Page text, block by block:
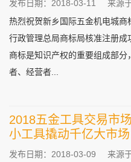
发布日期：2018-03-11
来源
热烈祝贺新乡国际五金机电城
行政管理总局商标局核准注册成
商标是知识产权的重要组成部
者、经营者...
2018五金工具交易市
小工具撬动千亿大市场
发布日期：2018-03-09
来源